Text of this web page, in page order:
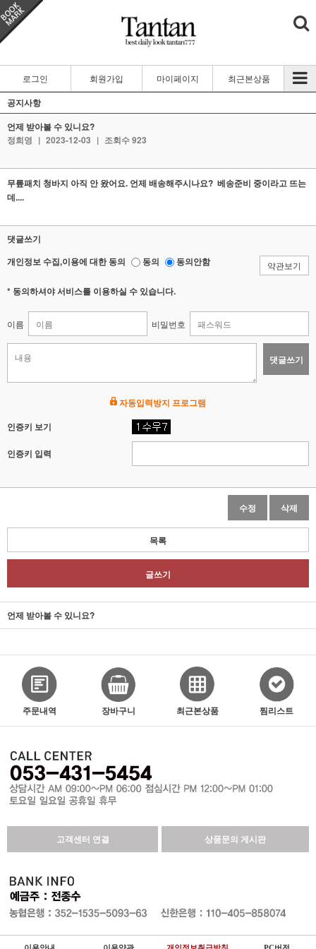
로그인 회원가입 마이페이지 최근본상품
공지사항
언제 받아볼 수 있니요?
정희영 | 2023-12-03 | 조회수 923
무릎패치 청바지 아직 안 왔어요. 언제 배송해주시나요? 베송준비 중이라고 뜨는
데....
댓글쓰기
개인정보 수집,이용에 대한 동의
동의 동의안함 약관보기
* 동의하셔야 서비스를 이용하실 수 있습니다.
이름 비밀번호
댓글쓰기
자동입력방지 프로그램
인증키 보기
인증키 입력
수정 삭제
목록
글쓰기
언제 받아볼 수 있니요?
주문내역 장바구니 최근본상품 찜리스트
고객센터 연결 상품문의 게시판